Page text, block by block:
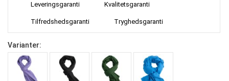
Leveringsgaranti Kvalitetsgaranti
Tilfredshedsgaranti Tryghedsgaranti
Varianter: